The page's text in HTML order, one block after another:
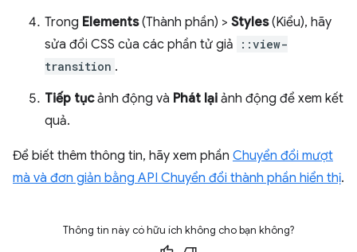
Trong Elements(Thành phần) > Styles(Kiểu), hãy
sửa đổi CSS của các phần tử giả
::view-
transition .
Tiếp tụcảnh động và Phát lại ảnh động để xem kết
quả.
Để biết thêm thông tin, hãy xem phần Chuyển đổi mượt
mà và đơn giản bằng API Chuyển đổi thành phần hiển thị.
Thông tin này có hữu ích không cho bạn không?